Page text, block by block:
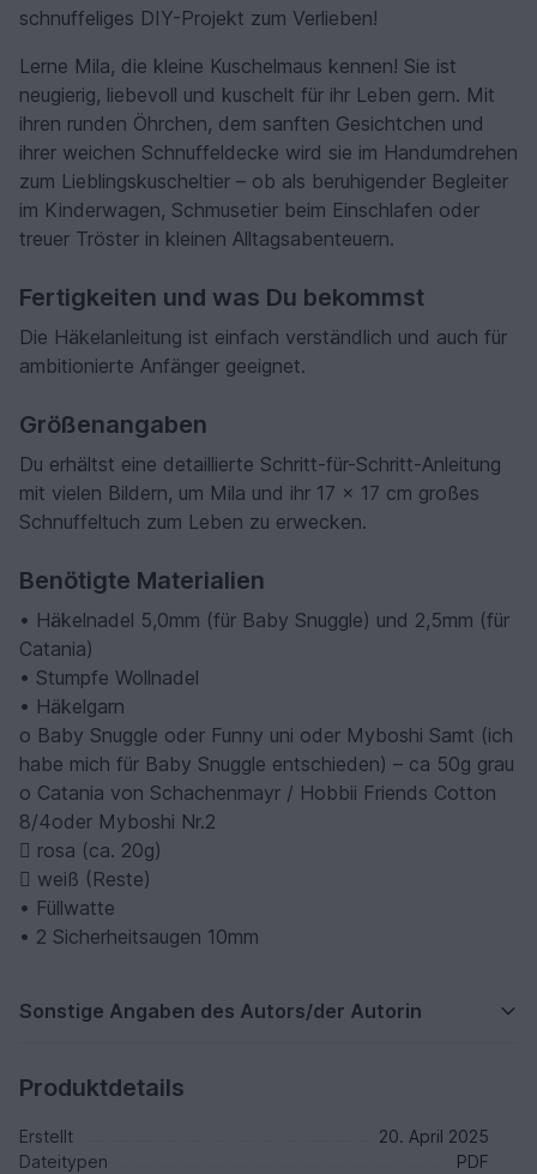
schnuffeliges DIY-Projekt zum Verlieben!
Lerne Mila, die kleine Kuschelmaus kennen! Sie ist
neugierig, liebevoll und kuschelt für ihr Leben gern. Mit
ihren runden Öhrchen, dem sanften Gesichtchen und
ihrer weichen Schnuffeldecke wird sie im Handumdrehen
zum Lieblingskuscheltier – ob als beruhigender Begleiter
im Kinderwagen, Schmusetier beim Einschlafen oder
treuer Tröster in kleinen Alltagsabenteuern.
Fertigkeiten und was Du bekommst
Die Häkelanleitung ist einfach verständlich und auch für
ambitionierte Anfänger geeignet.
Größenangaben
Du erhältst eine detaillierte Schritt-für-Schritt-Anleitung
mit vielen Bildern, um Mila und ihr 17 x 17 cm großes
Schnuffeltuch zum Leben zu erwecken.
Benötigte Materialien
• Häkelnadel 5,0mm (für Baby Snuggle) und 2,5mm (für
Catania)
• Stumpfe Wollnadel
• Häkelgarn
o Baby Snuggle oder Funny uni oder Myboshi Samt (ich
habe mich für Baby Snuggle entschieden) – ca 50g grau
o Catania von Schachenmayr / Hobbii Friends Cotton
8/4oder Myboshi Nr.2
 rosa (ca. 20g)
 weiß (Reste)
• Füllwatte
• 2 Sicherheitsaugen 10mm
Sonstige Angaben des Autors/der Autorin
Produktdetails
Erstellt
20. April 2025
Dateitypen
PDF